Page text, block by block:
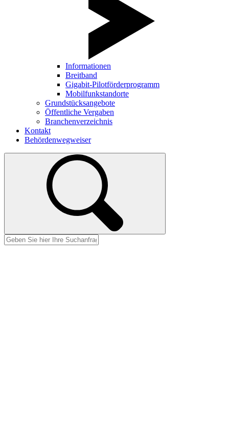
Informationen
Breitband
Gigabit-Pilotförderprogramm
Mobilfunkstandorte
Grundstücksangebote
Öffentliche Vergaben
Branchenverzeichnis
Kontakt
Behördenwegweiser